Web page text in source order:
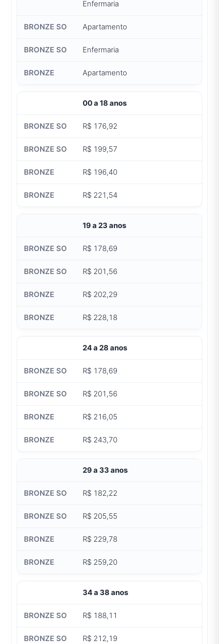
Enfermaria
Apartamento
Enfermaria
Apartamento
00 a 18 anos
R$ 176,92
R$ 199,57
R$ 196,40
R$ 221,54
19 a 23 anos
R$ 178,69
R$ 201,56
R$ 202,29
R$ 228,18
24 a 28 anos
R$ 178,69
R$ 201,56
R$ 216,05
R$ 243,70
29 a 33 anos
R$ 182,22
R$ 205,55
R$ 229,78
R$ 259,20
34 a 38 anos
R$ 188,11
R$ 212,19